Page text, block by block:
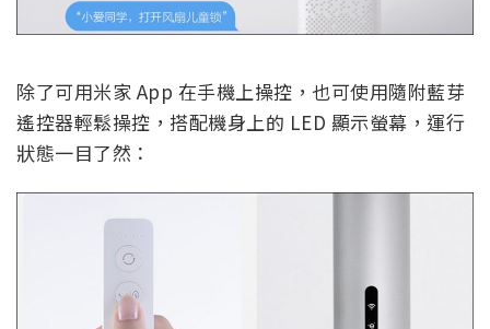
除了可用米家 App 在手機上操控，也可使用隨附藍芽
遙控器輕鬆操控，搭配機身上的 LED 顯示螢幕，運行
狀態一目了然：